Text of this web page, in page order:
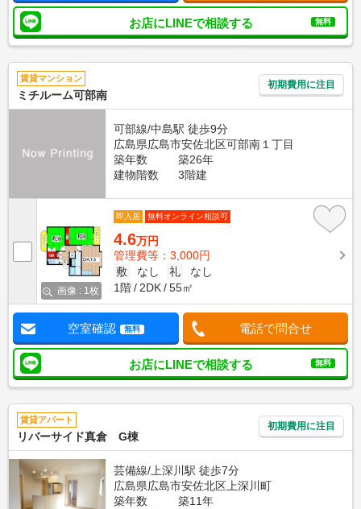
お店にLINEで相談する 無料
賃貸マンション
ミチルーム可部南
初期費用に注目
可部線/中島駅 徒歩9分
広島県広島市安佐北区可部南１丁目
築年数
築26年
建物階数
3階建
画像 : 1枚
即入居 無料オンライン相談可
4.6万円
管理費等：3,000円
敷
なし 礼
なし
1階
2DK 55㎡
空室確認 無料 電話で問合せ
お店にLINEで相談する 無料
賃貸アパート
リバーサイド真倉 G棟
初期費用に注目
芸備線/上深川駅 徒歩7分
広島県広島市安佐北区上深川町
築年数
築11年